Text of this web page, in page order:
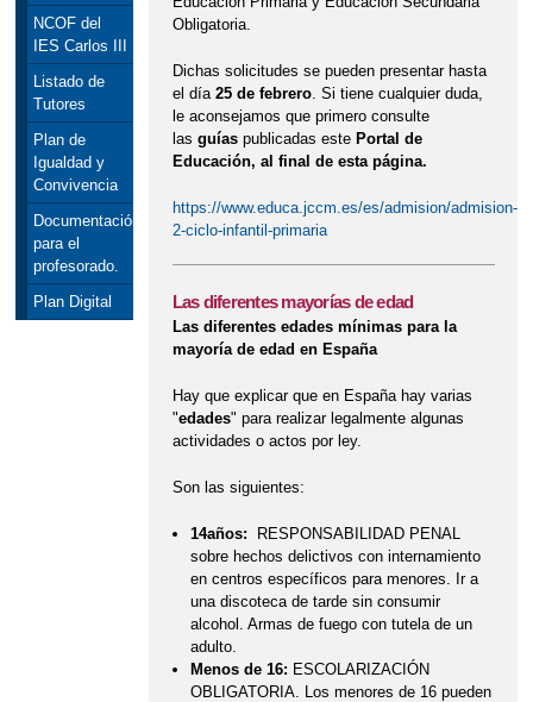
NCOF del
IES Carlos III
Listado de
Tutores
Plan de
Igualdad y
Convivencia
Documentación
para el
profesorado.
Plan Digital
Obligatoria.
Dichas solicitudes se pueden presentar hasta
el día 25 de febrero. Si tiene cualquier duda,
le aconsejamos que primero consulte
las guíaspublicadas este Portal de
Educación, al final de esta página.
https://www.educa.jccm.es/es/admision/admision-
2-ciclo-infantil-primaria
Las diferentes mayorías de edad
Las diferentes edades mínimas para la
mayoría de edad en España
Hay que explicar que en España hay varias
"edades" para realizar legalmente algunas
actividades o actos por ley.
Son las siguientes:
14años:
RESPONSABILIDAD PENAL
sobre hechos delictivos con internamiento
en centros específicos para menores. Ir a
una discoteca de tarde sin consumir
alcohol. Armas de fuego con tutela de un
adulto.
Menos de 16: ESCOLARIZACIÓN
OBLIGATORIA.
Los menores de 16 pueden